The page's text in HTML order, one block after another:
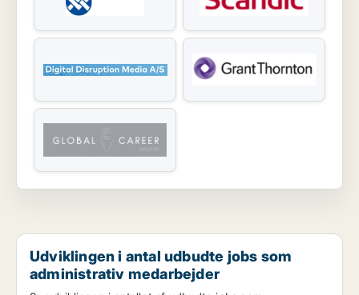
Udviklingen i antal udbudte jobs som
administrativ medarbejder